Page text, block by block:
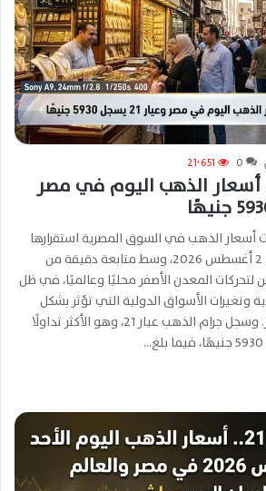
0 21٬651
الذهب اليوم في مصر
الذهب في السوق المصرية استقرارها
خلال تعاملات اليوم الأحد 2 أغسطس 2026، وسط متابعة دقيقة من
لتحركات المعدن الأصفر محليًا وعالميًا، في ظل
وتغيرات الأسواق الدولية التي تؤثر بشكل
مباشر على حركة الأسعار. وسجل جرام الذهب عيار 21، وهو الأكثر تداولًا